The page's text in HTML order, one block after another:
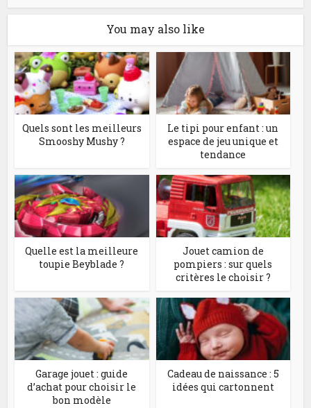
You may also like
Quels sont les meilleurs
Smooshy Mushy ?
Le tipi pour enfant : un
espace de jeu unique et
tendance
Quelle est la meilleure
toupie Beyblade ?
Jouet camion de
pompiers : sur quels
critères le choisir ?
Garage jouet : guide
d’achat pour choisir le
bon modèle
Cadeau de naissance : 5
idées qui cartonnent